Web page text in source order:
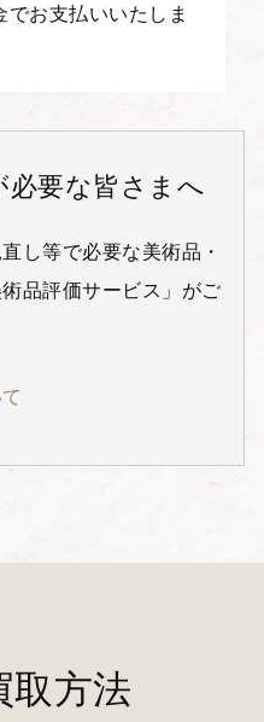
お支払いいたしま
必要な皆さまへ
し等で必要な美術品・
品評価サービス」がご
取方法